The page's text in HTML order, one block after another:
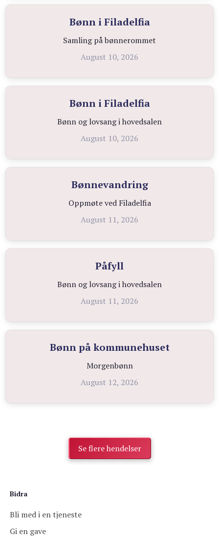
Bønn i Filadelfia
Samling på bønnerommet
August 10, 2026
Bønn i Filadelfia
Bønn og lovsang i hovedsalen
August 10, 2026
Bønnevandring
Oppmøte ved Filadelfia
August 11, 2026
Påfyll
Bønn og lovsang i hovedsalen
August 11, 2026
Bønn på kommunehuset
Morgenbønn
August 12, 2026
Se flere hendelser
Bidra
Bli med i en tjeneste
Gi en gave